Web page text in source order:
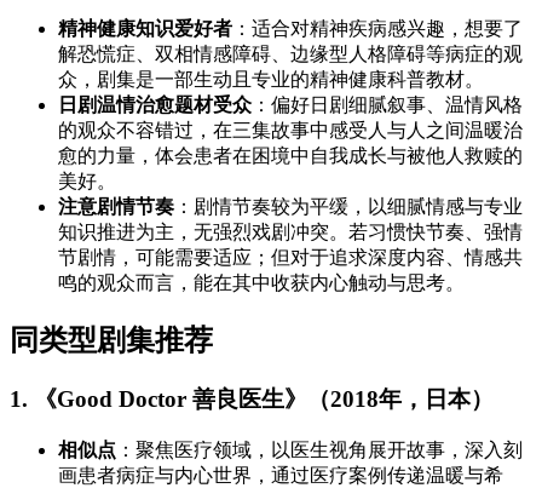
精神健康知识爱好者 ：适合对精神疾病感兴趣，想要了
解恐慌症、双相情感障碍、边缘型人格障碍等病症的观
众，剧集是一部生动且专业的精神健康科普教材。
日剧温情治愈题材受众 ：偏好日剧细腻叙事、温情风格
的观众不容错过，在三集故事中感受人与人之间温暖治
愈的力量，体会患者在困境中自我成长与被他人救赎的
美好。
注意剧情节奏 ：剧情节奏较为平缓，以细腻情感与专业
知识推进为主，无强烈戏剧冲突。若习惯快节奏、强情
节剧情，可能需要适应；但对于追求深度内容、情感共
鸣的观众而言，能在其中收获内心触动与思考。
同类型剧集推荐
1. 《Good Doctor 善良医生》（2018年，日本）
相似点 ：聚焦医疗领域，以医生视角展开故事，深入刻
画患者病症与内心世界，通过医疗案例传递温暖与希